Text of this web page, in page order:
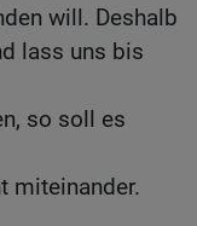
will. Deshalb
lass uns bis
so soll es
miteinander.